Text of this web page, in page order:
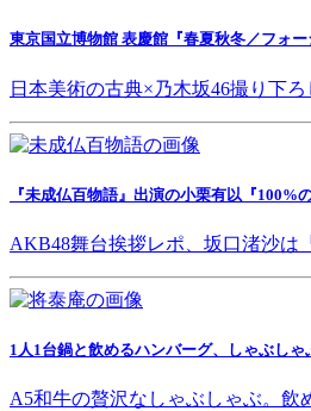
東京国立博物館 表慶館『春夏秋冬／フォ
日本美術の古典×乃木坂46撮り下
『未成仏百物語』出演の小栗有以『100%
AKB48舞台挨拶レポ、坂口渚沙は
1人1台鍋と飲めるハンバーグ、しゃぶしゃ
A5和牛の贅沢なしゃぶしゃぶ。飲